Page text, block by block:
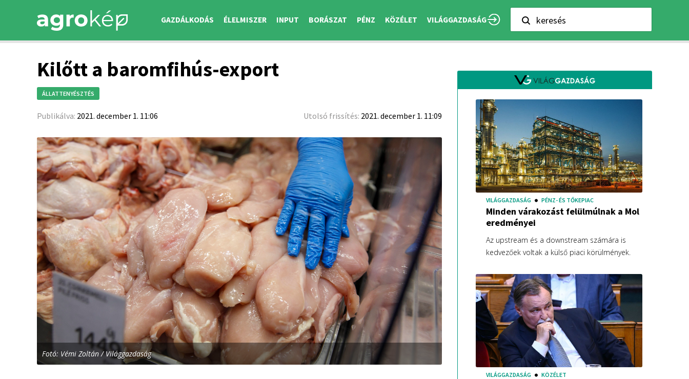
GAZDÁLKODÁS ÉLELMISZER INPUT BORÁSZAT PÉNZ KÖZÉLET VILÁGGAZDASÁG keresés
Kilőtt a baromfihús-export
ÁLLATTENYÉSZTÉS
Publikálva: 2021. december 1. 11:06 Utolsó frissítés: 2021. december 1. 11:09
Fotó: Vémi Zoltán / Világgazdaság
VILÁGGAZDASÁG PÉNZ- ÉS TŐKEPIAC
Minden várakozást felülmúlnak a Mol
eredményei
Az upstream és a downstream számára is
kedvezőek voltak a külső piaci körülmények.
VILÁGGAZDASÁG KÖZÉLET